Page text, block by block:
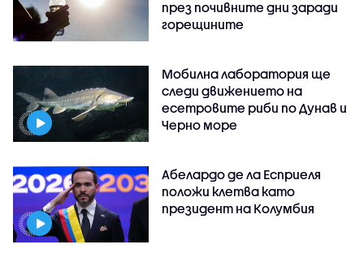
през почивните дни заради
горещините
Мобилна лаборатория ще
следи движението на
есетровите риби по Дунав и
Черно море
Абелардо де ла Есприеля
положи клетва като
президент на Колумбия